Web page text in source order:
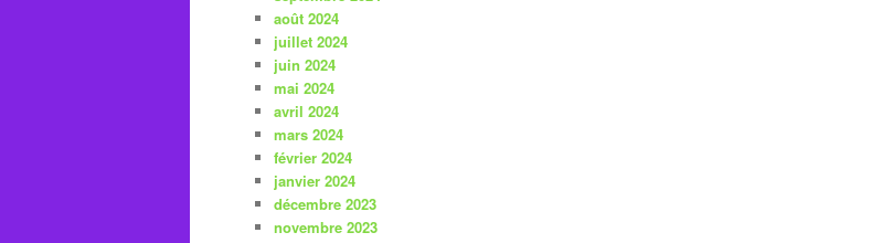
août 2024
juillet 2024
juin 2024
mai 2024
avril 2024
mars 2024
février 2024
janvier 2024
décembre 2023
novembre 2023